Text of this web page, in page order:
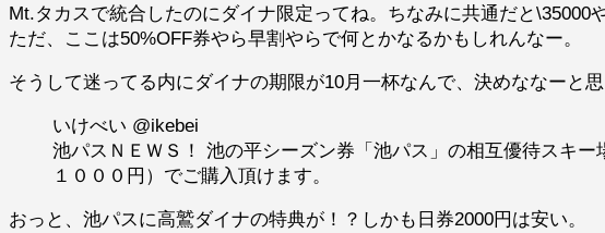
Mt.タカスで統合したのにダイナ限定ってね。ちなみに共通だと\35000
ただ、ここは50%OFF券やら早割やらで何とかなるかもしれんなー。
そうして迷ってる内にダイナの期限が10月一杯なんで、決めななーと
いけべい @ikebei
池パスＮＥＷＳ！ 池の平シーズン券「池パス」の相互優待スキ
１０００円）でご購入頂けます。
おっと、池パスに高鷲ダイナの特典が！？しかも日券2000円は安い。